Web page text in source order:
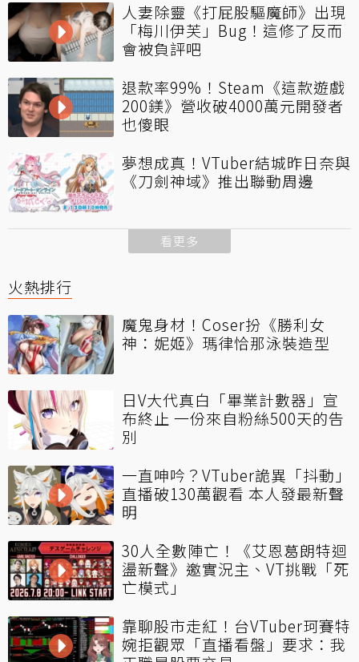
人妻除靈《打屁股驅魔師》出現
「梅川伊芙」Bug！這修了反而
會被負評吧
退款率99%！Steam《這款遊戲
200鎂》營收破4000萬元開發者
也傻眼
夢想成真！VTuber結城昨日奈與
《刀劍神域》推出聯動周邊
看更多
火熱排行
魔鬼身材！Coser扮《勝利女
神：妮姬》瑪律恰那泳裝造型
日V大代真白「畢業計數器」宣
布終止 一份來自粉絲500天的告
別
一直呻吟？VTuber詭異「抖動」
直播破130萬觀看 本人發最新聲
明
30人全數陣亡！《艾恩葛朗特迴
盪新聲》邀實況主、VT挑戰「死
亡模式」
靠聊股市走紅！台VTuber珂賽特
婉拒觀眾「直播看盤」要求：我